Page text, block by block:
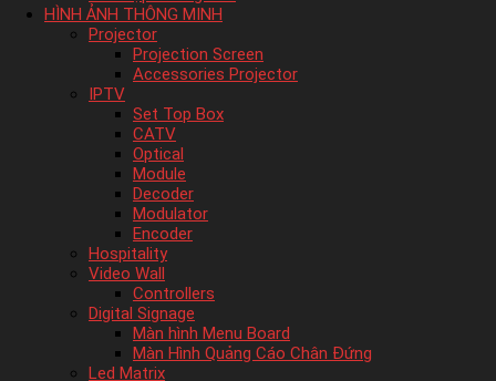
HÌNH ẢNH THÔNG MINH
Projector
Projection Screen
Accessories Projector
IPTV
Set Top Box
CATV
Optical
Module
Decoder
Modulator
Encoder
Hospitality
Video Wall
Controllers
Digital Signage
Màn hình Menu Board
Màn Hình Quảng Cáo Chân Đứng
Led Matrix